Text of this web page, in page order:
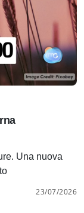
Una nuova
23/07/2026